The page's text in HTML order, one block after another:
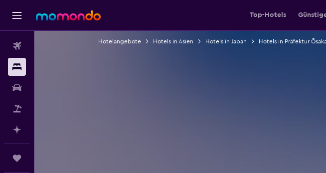
Top-Hotels
Hotelangebote Hotels in Asien Hotels in Japan Hotels in Präfektur